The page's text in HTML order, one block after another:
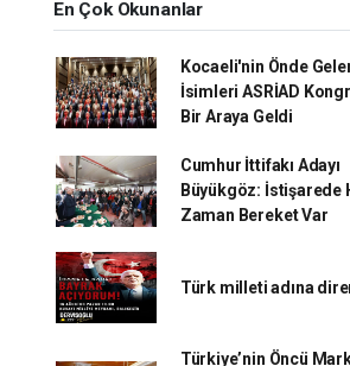
En Çok Okunanlar
Kocaeli'nin Önde
İsimleri ASRİAD
Bir Araya Geldi
Cumhur İttifakı Adayı
Büyükgöz: İstişarede
Zaman Bereket Var
Türk milleti adına
Türkiye’nin Öncü